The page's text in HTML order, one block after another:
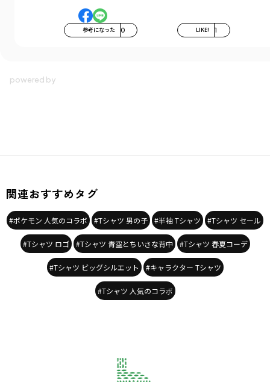
参考になった 0 LIKE! 1
関連おすすめタグ
#ポケモン 人気のコラボ #Tシャツ 男の子 #半袖 Tシャツ #Tシャツ セール
#Tシャツ ロゴ #Tシャツ 青空とちいさな背中 #Tシャツ 春夏コーデ
#Tシャツ ビッグシルエット #キャラクター Tシャツ
#Tシャツ 人気のコラボ